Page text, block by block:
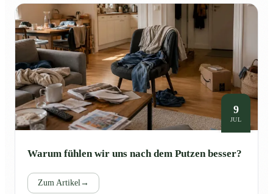
9
JUL
Warum fühlen wir uns nach dem Putzen besser?
Zum Artikel→